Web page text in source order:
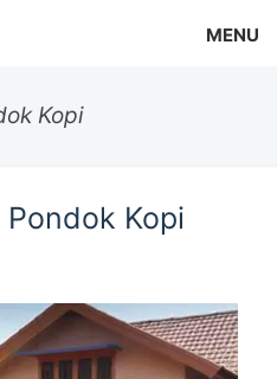
MENU
Kopi
Kopi